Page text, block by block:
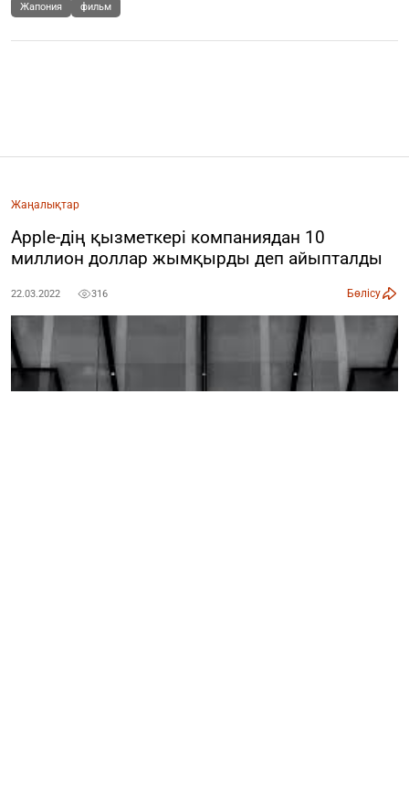
Жапония фильм
Жаңалықтар
Apple-дің қызметкері компаниядан 10
миллион доллар жымқырды деп айыпталды
22.03.2022 316 Бөлісу